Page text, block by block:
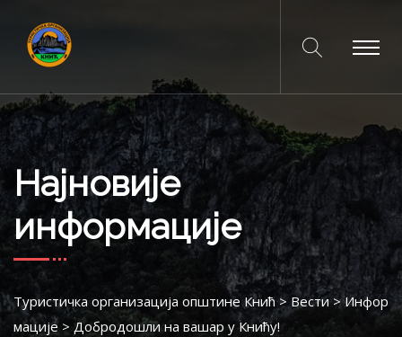
Најновије
информације
Туристичка организација општине Кнић>Вести>Инфор
мације > Добродошли на вашар у Книћу!